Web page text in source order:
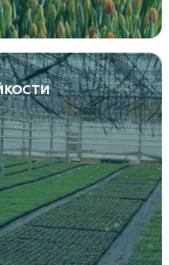
с. Подстепки, ул.
растений
Венёвский р-н, село
Лесная, д. 13
растений
Венёвский р-н, село
Лесная, д. 13